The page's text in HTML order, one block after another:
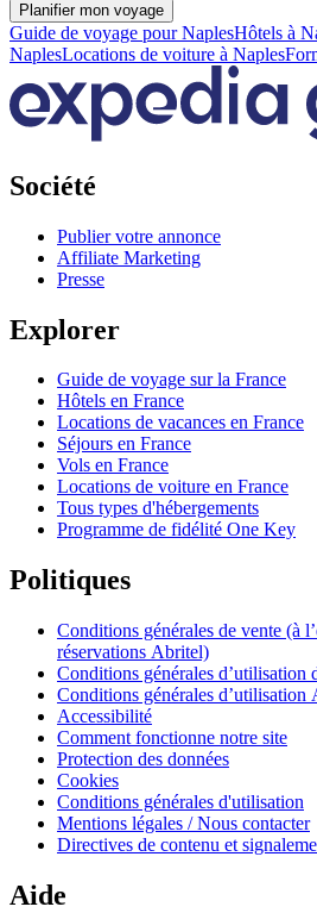
Planifier mon voyage
Guide de voyage pour NaplesHôtels à
NaplesLocations de voiture à Naples
Société
Publier votre annonce
Affiliate Marketing
Presse
Explorer
Guide de voyage sur la France
Hôtels en France
Locations de vacances en France
Séjours en France
Vols en France
Locations de voiture en France
Tous types d'hébergements
Programme de fidélité One Key
Politiques
Conditions générales de vente (à
réservations Abritel)
Conditions générales
Conditions générales d’utilisation
Accessibilité
Comment fonctionne notre site
Protection des données
Cookies
Conditions générales d'utilisation
Mentions légales / Nous contacter
Directives de contenu et
Aide